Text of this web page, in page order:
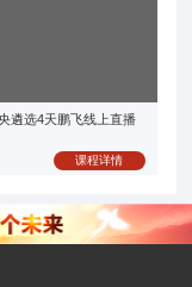
遴选4天鹏飞线上直播
课程详情